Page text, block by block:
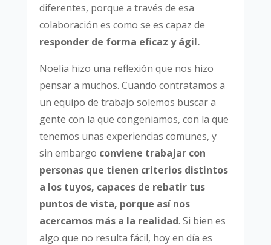
diferentes, porque a través de esa
colaboración es como se es capaz de
responder de forma eficaz y ágil.
Noelia hizo una reflexión que nos hizo
pensar a muchos. Cuando contratamos a
un equipo de trabajo solemos buscar a
gente con la que congeniamos, con la que
tenemos unas experiencias comunes, y
sin embargo conviene trabajar con
personas que tienen criterios distintos
a los tuyos, capaces de rebatir tus
puntos de vista, porque así nos
acercarnos más a la realidad. Si bien es
algo que no resulta fácil, hoy en día es